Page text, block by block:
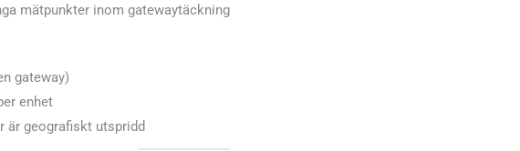
mätpunkter inom gatewaytäckning
gateway)
enhet
är geografiskt utspridd